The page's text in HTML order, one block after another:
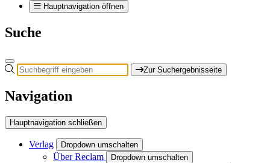
Hauptnavigation öffnen
Suche
Zur Suchergebnisseite
Navigation
Hauptnavigation schließen
Verlag Dropdown umschalten
Über Reclam Dropdown umschalten